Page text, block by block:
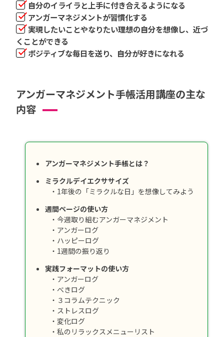
自分のイライラと上手に付き合えるようになる
アンガーマネジメントが習慣化する
実現したいことやなりたい理想の自分を想像し、近づ
くことができる
ポジティブな毎日を送り、自分が好きになれる
アンガーマネジメント手帳活用講座の主な
内容
アンガーマネジメント手帳とは？
ミラクルデイエクササイズ
・1年後の「ミラクルな日」を想像してみよう
週間ページの使い方
・今週取り組むアンガーマネジメント
・アンガーログ
・ハッピーログ
・1週間の振り返り
実践フォーマットの使い方
・アンガーログ
・べきログ
・３コラムテクニック
・ストレスログ
・変化ログ
・私のリラックスメニューリスト